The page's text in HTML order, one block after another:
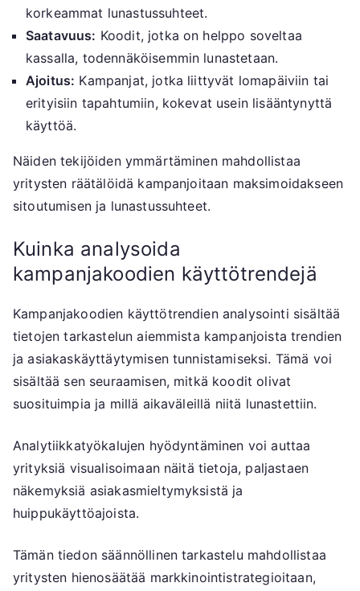
korkeammat lunastussuhteet.
Saatavuus: Koodit, jotka on helppo soveltaa
kassalla, todennäköisemmin lunastetaan.
Ajoitus: Kampanjat, jotka liittyvät lomapäiviin tai
erityisiin tapahtumiin, kokevat usein lisääntynyttä
käyttöä.
Näiden tekijöiden ymmärtäminen mahdollistaa
yritysten räätälöidä kampanjoitaan maksimoidakseen
sitoutumisen ja lunastussuhteet.
Kuinka analysoida
kampanjakoodien käyttötrendejä
Kampanjakoodien käyttötrendien analysointi sisältää
tietojen tarkastelun aiemmista kampanjoista trendien
ja asiakaskäyttäytymisen tunnistamiseksi. Tämä voi
sisältää sen seuraamisen, mitkä koodit olivat
suosituimpia ja millä aikaväleillä niitä lunastettiin.
Analytiikkatyökalujen hyödyntäminen voi auttaa
yrityksiä visualisoimaan näitä tietoja, paljastaen
näkemyksiä asiakasmieltymyksistä ja
huippukäyttöajoista.
Tämän tiedon säännöllinen tarkastelu mahdollistaa
yritysten hienosäätää markkinointistrategioitaan,